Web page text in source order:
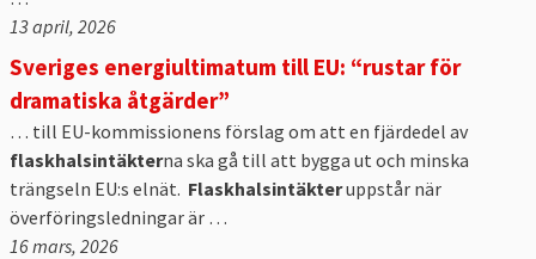
13 april, 2026
Sveriges energiultimatum till EU: “rustar för
dramatiska åtgärder”
… till EU-kommissionens förslag om att en fjärdedel av
flaskhalsintäkterna ska gå till att bygga ut och minska
trängseln EU:s elnät. Flaskhalsintäkteruppstår när
överföringsledningar är …
16 mars, 2026